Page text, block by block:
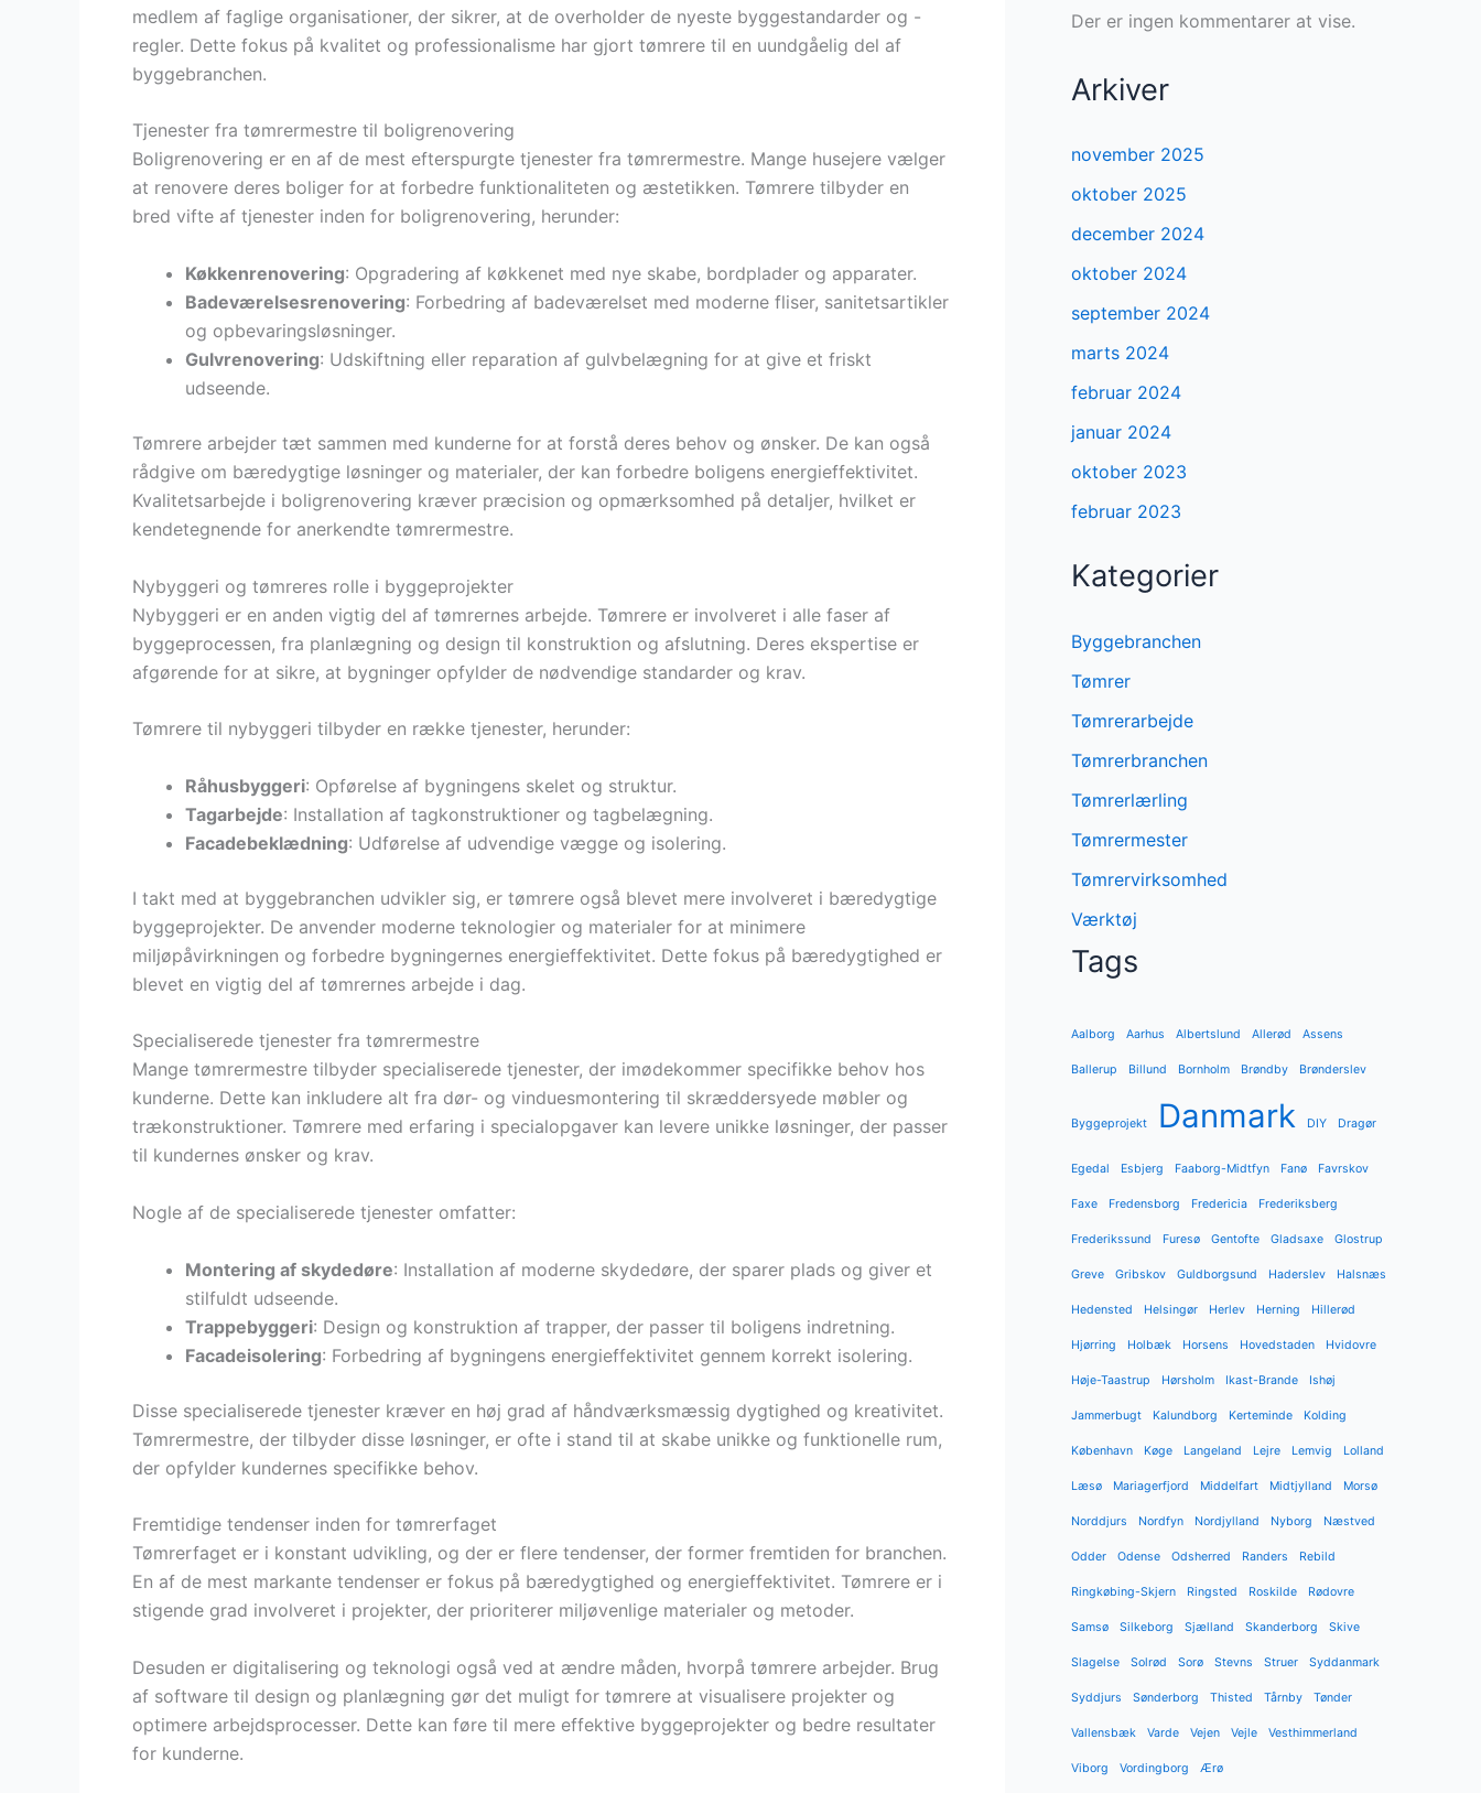
medlem af faglige organisationer, der sikrer, at de overholder de nyeste byggestandarder og -
regler. Dette fokus på kvalitet og professionalisme har gjort tømrere til en uundgåelig del af
byggebranchen.
Tjenester fra tømrermestre til boligrenovering
Boligrenovering er en af de mest efterspurgte tjenester fra tømrermestre. Mange husejere vælger
at renovere deres boliger for at forbedre funktionaliteten og æstetikken. Tømrere tilbyder en
bred vifte af tjenester inden for boligrenovering, herunder:
Køkkenrenovering: Opgradering af køkkenet med nye skabe, bordplader og apparater.
Badeværelsesrenovering: Forbedring af badeværelset med moderne fliser, sanitetsartikler
og opbevaringsløsninger.
Gulvrenovering: Udskiftning eller reparation af gulvbelægning for at give et friskt
udseende.
Tømrere arbejder tæt sammen med kunderne for at forstå deres behov og ønsker. De kan også
rådgive om bæredygtige løsninger og materialer, der kan forbedre boligens energieffektivitet.
Kvalitetsarbejde i boligrenovering kræver præcision og opmærksomhed på detaljer, hvilket er
kendetegnende for anerkendte tømrermestre.
Nybyggeri og tømreres rolle i byggeprojekter
Nybyggeri er en anden vigtig del af tømrernes arbejde. Tømrere er involveret i alle faser af
byggeprocessen, fra planlægning og design til konstruktion og afslutning. Deres ekspertise er
afgørende for at sikre, at bygninger opfylder de nødvendige standarder og krav.
Tømrere til nybyggeri tilbyder en række tjenester, herunder:
Råhusbyggeri: Opførelse af bygningens skelet og struktur.
Tagarbejde: Installation af tagkonstruktioner og tagbelægning.
Facadebeklædning: Udførelse af udvendige vægge og isolering.
I takt med at byggebranchen udvikler sig, er tømrere også blevet mere involveret i bæredygtige
byggeprojekter. De anvender moderne teknologier og materialer for at minimere
miljøpåvirkningen og forbedre bygningernes energieffektivitet. Dette fokus på bæredygtighed er
blevet en vigtig del af tømrernes arbejde i dag.
Specialiserede tjenester fra tømrermestre
Mange tømrermestre tilbyder specialiserede tjenester, der imødekommer specifikke behov hos
kunderne. Dette kan inkludere alt fra dør- og vinduesmontering til skræddersyede møbler og
trækonstruktioner. Tømrere med erfaring i specialopgaver kan levere unikke løsninger, der passer
til kundernes ønsker og krav.
Nogle af de specialiserede tjenester omfatter:
Montering af skydedøre: Installation af moderne skydedøre, der sparer plads og giver et
stilfuldt udseende.
Trappebyggeri: Design og konstruktion af trapper, der passer til boligens indretning.
Facadeisolering: Forbedring af bygningens energieffektivitet gennem korrekt isolering.
Disse specialiserede tjenester kræver en høj grad af håndværksmæssig dygtighed og kreativitet.
Tømrermestre, der tilbyder disse løsninger, er ofte i stand til at skabe unikke og funktionelle rum,
der opfylder kundernes specifikke behov.
Fremtidige tendenser inden for tømrerfaget
Tømrerfaget er i konstant udvikling, og der er flere tendenser, der former fremtiden for branchen.
En af de mest markante tendenser er fokus på bæredygtighed og energieffektivitet. Tømrere er i
stigende grad involveret i projekter, der prioriterer miljøvenlige materialer og metoder.
Desuden er digitalisering og teknologi også ved at ændre måden, hvorpå tømrere arbejder. Brug
af software til design og planlægning gør det muligt for tømrere at visualisere projekter og
optimere arbejdsprocesser. Dette kan føre til mere effektive byggeprojekter og bedre resultater
for kunderne.
Der er ingen kommentarer at vise.
Arkiver
november 2025
oktober 2025
december 2024
oktober 2024
september 2024
marts 2024
februar 2024
januar 2024
oktober 2023
februar 2023
Kategorier
Byggebranchen
Tømrer
Tømrerarbejde
Tømrerbranchen
Tømrerlærling
Tømrermester
Tømrervirksomhed
Værktøj
Tags
Aalborg Aarhus Albertslund Allerød Assens
Ballerup Billund Bornholm Brøndby Brønderslev
Byggeprojekt Danmark DIY Dragør
Egedal Esbjerg Faaborg-Midtfyn Fanø Favrskov
Faxe Fredensborg Fredericia Frederiksberg
Frederikssund Furesø Gentofte Gladsaxe Glostrup
Greve Gribskov Guldborgsund Haderslev Halsnæs
Hedensted Helsingør Herlev Herning Hillerød
Hjørring Holbæk Horsens Hovedstaden Hvidovre
Høje-Taastrup Hørsholm Ikast-Brande Ishøj
Jammerbugt Kalundborg Kerteminde Kolding
København Køge Langeland Lejre Lemvig Lolland
Læsø Mariagerfjord Middelfart Midtjylland Morsø
Norddjurs Nordfyn Nordjylland Nyborg Næstved
Odder Odense Odsherred Randers Rebild
Ringkøbing-Skjern Ringsted Roskilde Rødovre
Samsø Silkeborg Sjælland Skanderborg Skive
Slagelse Solrød Sorø Stevns Struer Syddanmark
Syddjurs Sønderborg Thisted Tårnby Tønder
Vallensbæk Varde Vejen Vejle Vesthimmerland
Viborg Vordingborg Ærø